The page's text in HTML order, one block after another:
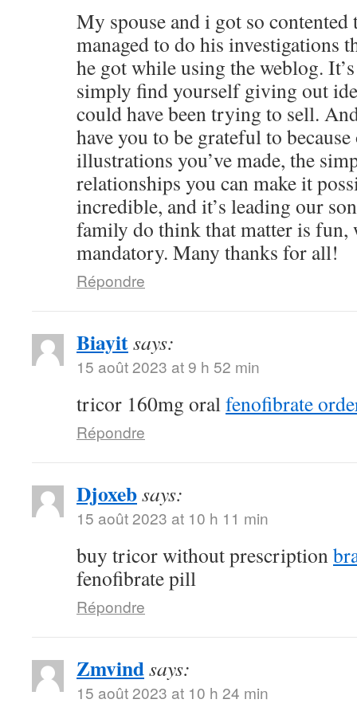
My spouse and i got so contented
managed to do his investigations
he got while using the weblog.
simply find yourself giving out
could have been trying to sell.
have you to be grateful to
illustrations you’ve made, the
relationships you can make it
incredible, and it’s leading our
family do think that matter is
mandatory. Many thanks for all!
Répondre
Biayitsays:
15 août 2023 at 9 h 52 min
tricor 160mg oralfenofibrate
Répondre
Djoxebsays:
15 août 2023 at 10 h 11 min
buy tricor without prescription
fenofibrate pill
Répondre
Zmvindsays:
15 août 2023 at 10 h 24 min